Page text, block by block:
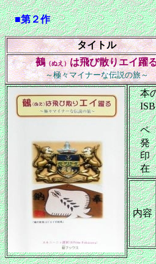
■第２作
タイトル
鵺（ぬえ）は飛び散りエイ躍
～極々マイナーな伝説の旅～
本の
ペ
発
印
在
内容